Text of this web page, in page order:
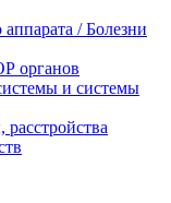
/ Болезни
органов
и системы